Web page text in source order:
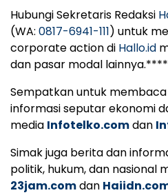
Hubungi Sekretaris Redaksi
(WA: 0817-6941-111) untuk
corporate action di Hallo.id
dan pasar modal lainnya.****
Sempatkan untuk
informasi seputar ekonomi
media Infotelko.comdan
Simak juga berita dan
politik, hukum, dan nasional
23jam.comdan